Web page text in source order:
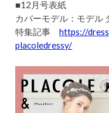
■12月号表紙
カバーモデル：モデル
特集記事https://
placoledressy/